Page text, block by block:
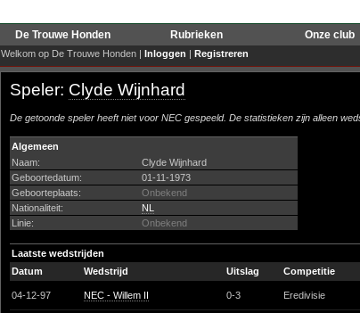
De Trouwe Honden Rubrieken Onze club
Welkom op De Trouwe Honden | Inloggen | Registreren
Speler: Clyde Wijnhard
De getoonde speler heeft niet voor NEC gespeeld. De statistieken zijn alleen
Algemeen
Naam:
Clyde Wijnhard
Geboortedatum:
01-11-1973
Geboorteplaats:
Onbekend
Nationaliteit:
NL
Linie:
Onbekend
Laatste wedstrijden
Datum
Wedstrijd Uitslag Competitie
04-12-97 NEC - Willem II 0-3 Eredivisie